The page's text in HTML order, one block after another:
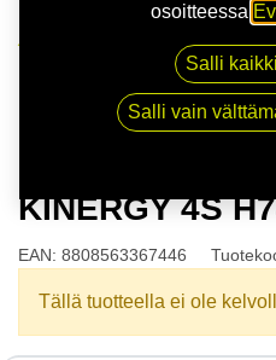
165/70R14 81T
KINERGY 4S
EAN: 8808563367446
Tällä tuotteella ei ole
osoitteessa
Salli
Salli vain